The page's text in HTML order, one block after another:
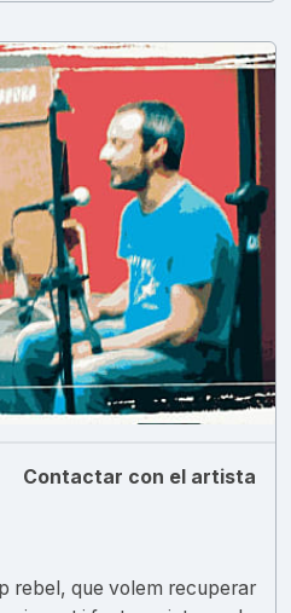
Contactar con el artista
rebel, que volem recuperar